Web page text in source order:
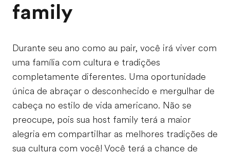
family
Durante seu ano como au pair, você irá viver com
uma família com cultura e tradições
completamente diferentes. Uma oportunidade
única de abraçar o desconhecido e mergulhar de
cabeça no estilo de vida americano. Não se
preocupe, pois sua host family terá a maior
alegria em compartilhar as melhores tradições de
sua cultura com você! Você terá a chance de